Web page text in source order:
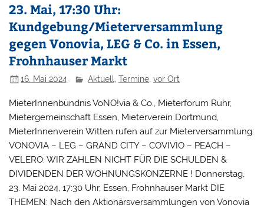
23. Mai, 17:30 Uhr:
Kundgebung/Mieterversammlung
gegen Vonovia, LEG & Co. in Essen,
Frohnhauser Markt
16. Mai 2024 Aktuell ,Termine ,vor Ort
MieterInnenbündnis VoNO!via & Co., Mieterforum Ruhr,
Mietergemeinschaft Essen, Mieterverein Dortmund,
MieterInnenverein Witten rufen auf zur Mieterversammlung:
VONOVIA – LEG – GRAND CITY – COVIVIO – PEACH –
VELERO: WIR ZAHLEN NICHT FÜR DIE SCHULDEN &
DIVIDENDEN DER WOHNUNGSKONZERNE ! Donnerstag,
23. Mai 2024, 17:30 Uhr, Essen, Frohnhauser Markt DIE
THEMEN: Nach den Aktionärsversammlungen von Vonovia